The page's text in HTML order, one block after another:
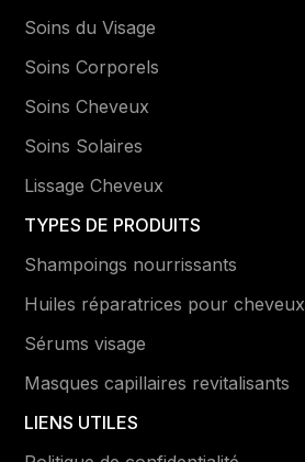
Soins du Visage
Soins Corporels
Soins Cheveux
Soins Solaires
Lissage Cheveux
TYPES DE PRODUITS
Shampoings nourrissants
Huiles réparatrices pour cheveux
Sérums visage
Masques capillaires revitalisants
LIENS UTILES